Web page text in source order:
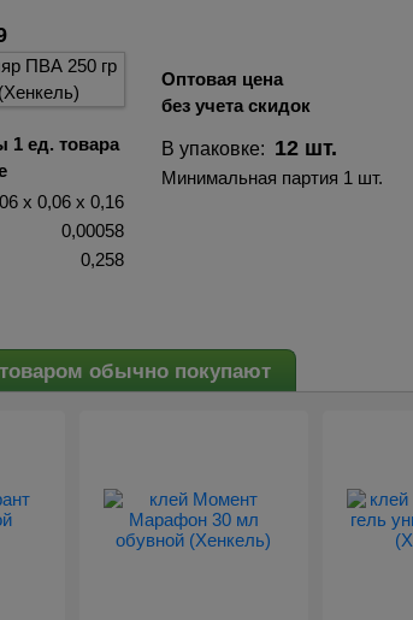
1 ед. товара
х 0,06 х 0,16
0,00058
0,258
Оптовая цена
без учета скидок
В упаковке: 12 шт.
Минимальная партия 1 шт.
обычно покупают